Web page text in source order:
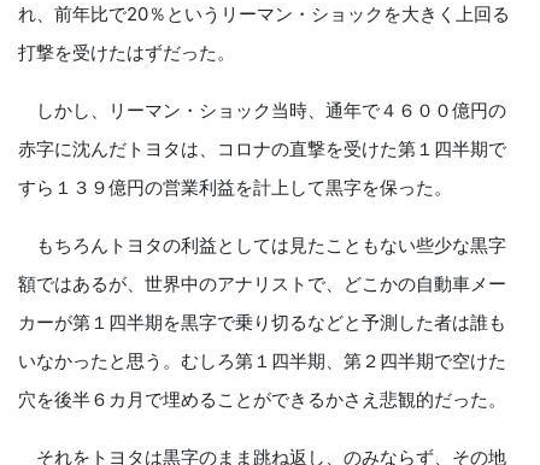
れ、前年比で20％というリーマン・ショックを大きく上回る
打撃を受けたはずだった。
しかし、リーマン・ショック当時、通年で４６００億円の
赤字に沈んだトヨタは、コロナの直撃を受けた第１四半期で
すら１３９億円の営業利益を計上して黒字を保った。
もちろんトヨタの利益としては見たこともない些少な黒字
額ではあるが、世界中のアナリストで、どこかの自動車メー
カーが第１四半期を黒字で乗り切るなどと予測した者は誰も
いなかったと思う。むしろ第１四半期、第２四半期で空けた
穴を後半６カ月で埋めることができるかさえ悲観的だった。
それをトヨタは黒字のまま跳ね返し、のみならず、その地